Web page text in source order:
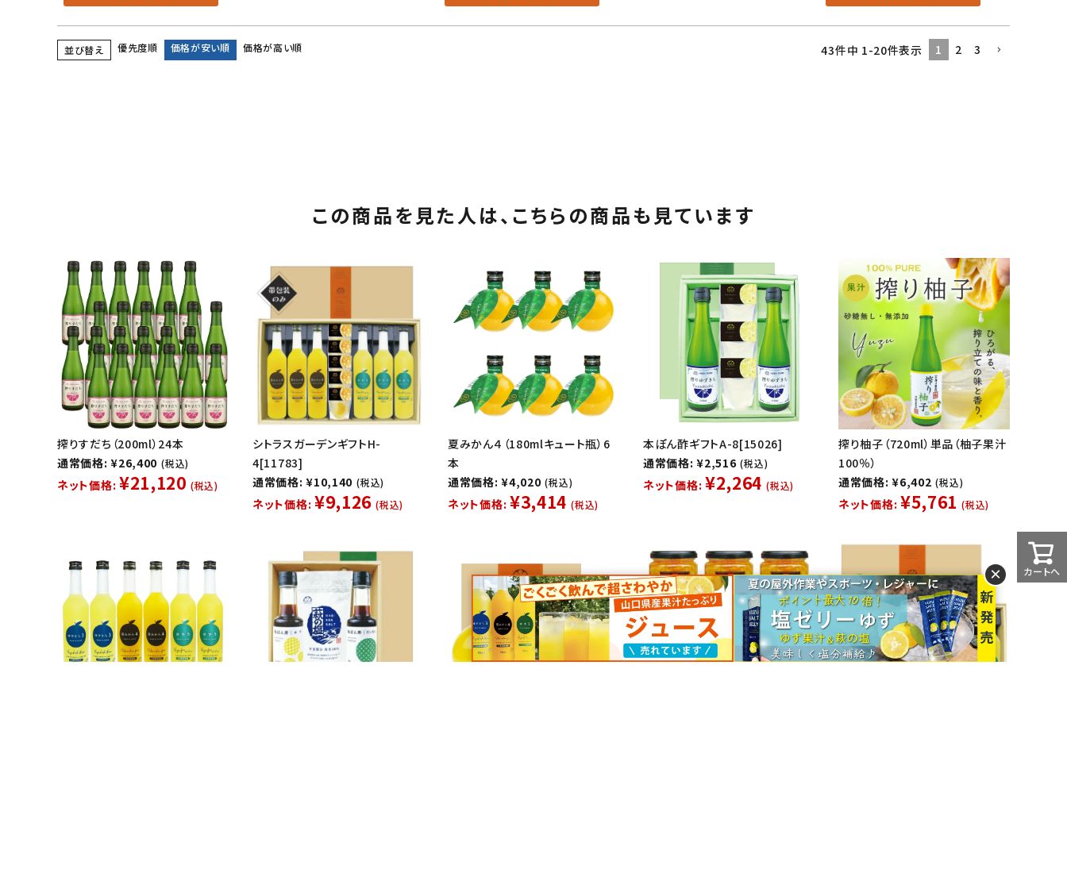
並び替え 優先度順 価格が安い順 価格が高い順 43件中 1-20件表示 1 2 3
カートへ
この商品を見た人は、 こちらの商品も見ています
搾りすだち（200ml）24本
通常価格: ¥26,400 (税込)
ネット価格: ¥21,120 (税込)
シトラスガーデンギフトH-
4[11783]
通常価格: ¥10,140 (税込)
ネット価格: ¥9,126 (税込)
夏みかん４（180mlキュート瓶）6
本
通常価格: ¥4,020 (税込)
ネット価格: ¥3,414 (税込)
本ぽん酢ギフトA-8[15026]
通常価格: ¥2,516 (税込)
ネット価格: ¥2,264 (税込)
搾り柚子（720ml）単品（柚子果汁
100％）
通常価格: ¥6,402 (税込)
ネット価格: ¥5,761 (税込)
×